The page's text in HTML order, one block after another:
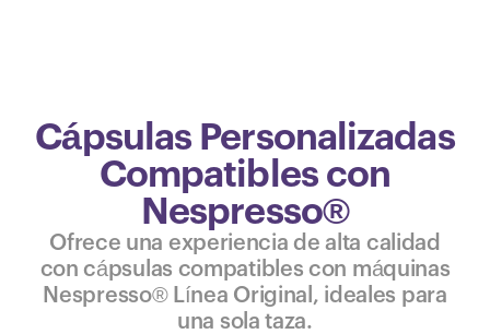
Cápsulas Personalizadas
Compatibles con
Nespresso®
Ofrece una experiencia de alta calidad
con cápsulas compatibles con máquinas
Nespresso® Línea Original, ideales para
una sola taza.